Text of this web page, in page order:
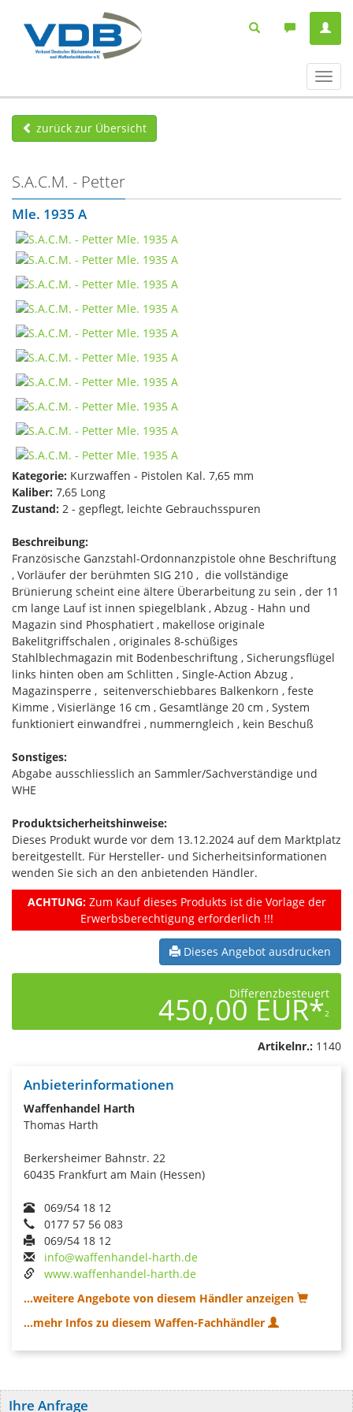
ein-/
zurück zur Übersicht
S.A.C.M. - Petter
Mle. 1935 A
Kategorie: Kurzwaffen - Pistolen Kal. 7,65 mm
Kaliber: 7,65 Long
Zustand: 2 - gepflegt, leichte Gebrauchsspuren
Beschreibung:
Französische Ganzstahl-Ordonnanzpistole ohne Beschriftung
, Vorläufer der berühmten SIG 210 , die vollständige
Brünierung scheint eine ältere Überarbeitung zu sein , der 11
cm lange Lauf ist innen spiegelblank , Abzug - Hahn und
Magazin sind Phosphatiert , makellose originale
Bakelitgriffschalen , originales 8-schüßiges
Stahlblechmagazin mit Bodenbeschriftung , Sicherungsflügel
links hinten oben am Schlitten , Single-Action Abzug ,
Magazinsperre , seitenverschiebbares Balkenkorn , feste
Kimme , Visierlänge 16 cm , Gesamtlänge 20 cm , System
funktioniert einwandfrei , nummerngleich , kein Beschuß
Sonstiges:
Abgabe ausschliesslich an Sammler/Sachverständige und
WHE
Produktsicherheitshinweise:
Dieses Produkt wurde vor dem 13.12.2024 auf dem Marktplatz
bereitgestellt. Für Hersteller- und Sicherheitsinformationen
wenden Sie sich an den anbietenden Händler.
ACHTUNG:Zum Kauf dieses Produkts ist die Vorlage der
Erwerbsberechtigung erforderlich !!!
Dieses Angebot ausdrucken
Differenzbesteuert
450,00 EUR*2
Artikelnr.: 1140
Anbieterinformationen
Waffenhandel Harth
Thomas Harth
Berkersheimer Bahnstr. 22
60435 Frankfurt am Main (Hessen)
069/54 18 12
0177 57 56 083
069/54 18 12
info@waffenhandel-harth.de
www.waffenhandel-harth.de
...weitere Angebote von diesem Händler anzeigen
...mehr Infos zu diesem Waffen-Fachhändler
Ihre Anfrage